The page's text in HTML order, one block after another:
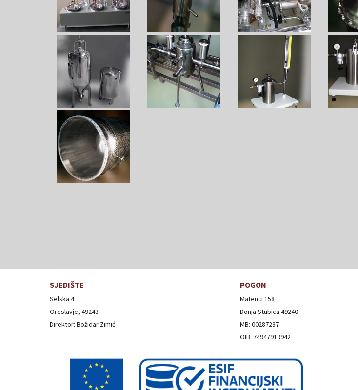
SJEDIŠTE
Selska 4
Oroslavje, 49243
Direktor: Božidar Zimić
POGON
Matenci 158
Donja Stubica 49240
MB: 00287237
OIB: 74947919942